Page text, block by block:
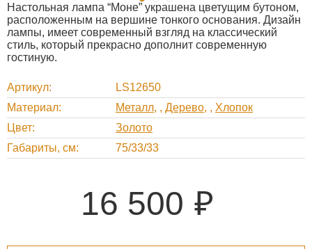
Настольная лампа “Моне” украшена цветущим бутоном,
расположенным на вершине тонкого основания. Дизайн
лампы, имеет современный взгляд на классический
стиль, который прекрасно дополнит современную
гостиную.
Артикул
LS12650
Материал
Металл , Дерево , Хлопок
Цвет
Золото
Габариты, cм
75/33/33
16 500